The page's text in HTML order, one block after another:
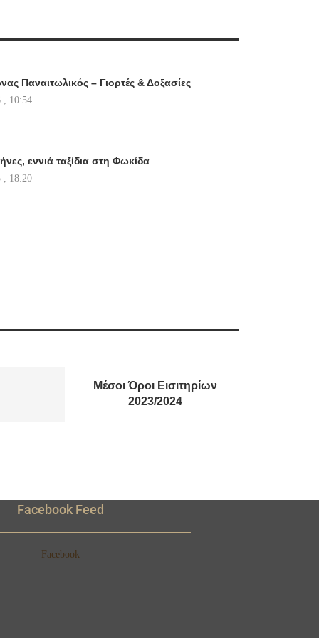
Παναιτωλικός – Γιορτές & Δοξασίες
, 10:54
εννιά ταξίδια στη Φωκίδα
, 18:20
Μέσοι Όροι Εισιτηρίων
2023/2024
Facebook Feed
Facebook